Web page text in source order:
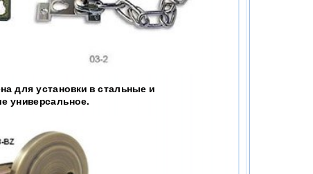
для установки в стальные и
универсальное.